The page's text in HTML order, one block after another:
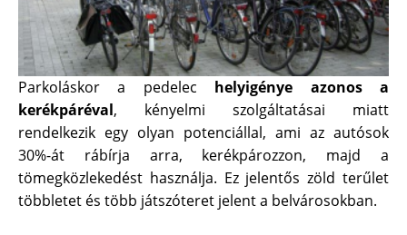
Parkoláskor a pedelec helyigénye azonos a
kerékpáréval, kényelmi szolgáltatásai miatt
rendelkezik egy olyan potenciállal, ami az autósok
30%-át rábírja arra, kerékpározzon, majd a
tömegközlekedést használja. Ez jelentős zöld terűlet
többletet és több játszóteret jelent a belvárosokban.